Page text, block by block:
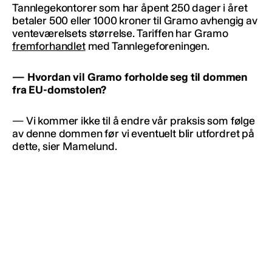
Tannlegekontorer som har åpent 250 dager i året
betaler 500 eller 1000 kroner til Gramo avhengig av
venteværelsets størrelse. Tariffen har Gramo
fremforhandletmed Tannlegeforeningen.
— Hvordan vil Gramo forholde seg til dommen
fra EU-domstolen?
— Vi kommer ikke til å endre vår praksis som følge
av denne dommen før vi eventuelt blir utfordret på
dette, sier Mamelund.